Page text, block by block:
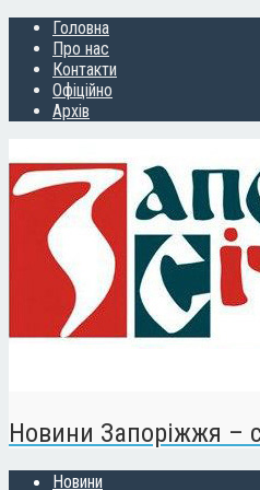
Головна
Про нас
Контакти
Офіційно
Архів
Новини Запоріжжя –
Новини